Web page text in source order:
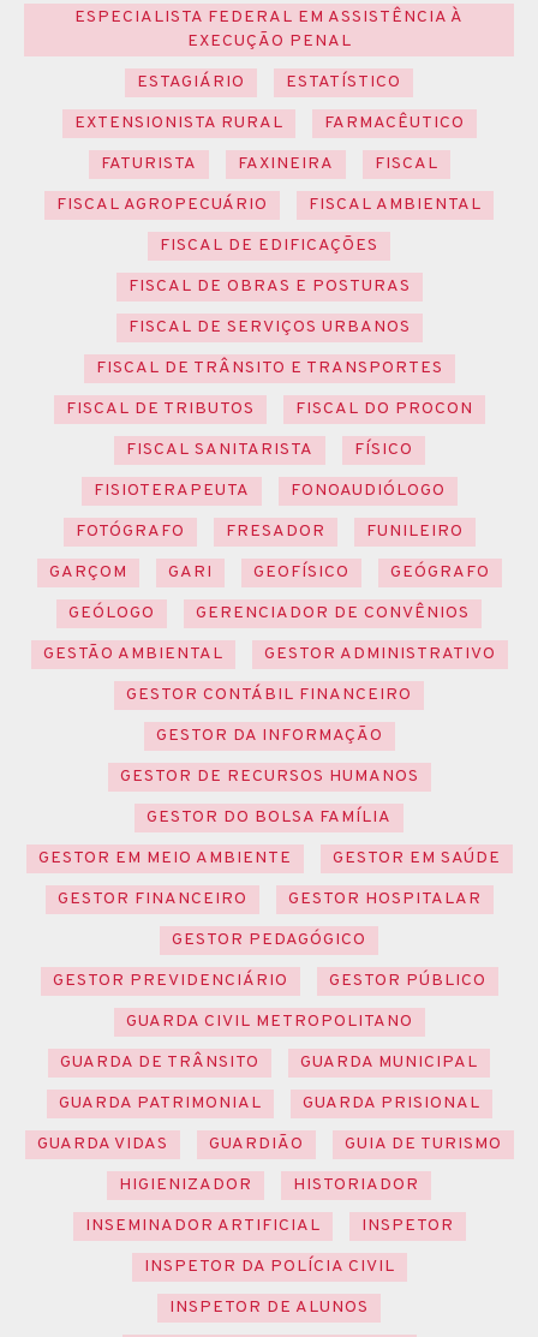
ESPECIALISTA FEDERAL EM ASSISTÊNCIA À
EXECUÇÃO PENAL
ESTAGIÁRIO
ESTATÍSTICO
EXTENSIONISTA RURAL
FARMACÊUTICO
FATURISTA
FAXINEIRA
FISCAL
FISCAL AGROPECUÁRIO
FISCAL AMBIENTAL
FISCAL DE EDIFICAÇÕES
FISCAL DE OBRAS E POSTURAS
FISCAL DE SERVIÇOS URBANOS
FISCAL DE TRÂNSITO E TRANSPORTES
FISCAL DE TRIBUTOS
FISCAL DO PROCON
FISCAL SANITARISTA
FÍSICO
FISIOTERAPEUTA
FONOAUDIÓLOGO
FOTÓGRAFO
FRESADOR
FUNILEIRO
GARÇOM
GARI GEOFÍSICO
GEÓGRAFO
GEÓLOGO
GERENCIADOR DE CONVÊNIOS
GESTÃO AMBIENTAL
GESTOR ADMINISTRATIVO
GESTOR CONTÁBIL FINANCEIRO
GESTOR DA INFORMAÇÃO
GESTOR DE RECURSOS HUMANOS
GESTOR DO BOLSA FAMÍLIA
GESTOR EM MEIO AMBIENTE
GESTOR EM SAÚDE
GESTOR FINANCEIRO
GESTOR HOSPITALAR
GESTOR PEDAGÓGICO
GESTOR PREVIDENCIÁRIO
GESTOR PÚBLICO
GUARDA CIVIL METROPOLITANO
GUARDA DE TRÂNSITO
GUARDA MUNICIPAL
GUARDA PATRIMONIAL
GUARDA PRISIONAL
GUARDA VIDAS
GUARDIÃO
GUIA DE TURISMO
HIGIENIZADOR
HISTORIADOR
INSEMINADOR ARTIFICIAL
INSPETOR
INSPETOR DA POLÍCIA CIVIL
INSPETOR DE ALUNOS